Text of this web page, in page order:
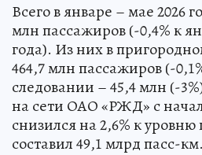
Всего в январе – мае 2026
млн пассажиров (-0,4% к
года). Из них в
464,7 млн пассажиров (-
следовании – 45,4 млн (-
на сети ОАО «РЖД» с
снизился на 2,6% к
составил 49,1 млрд пасс-км.